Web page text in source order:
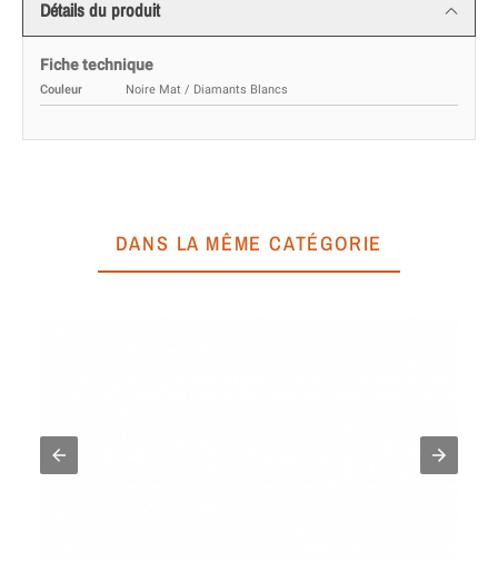
Détails du produit
Fiche technique
Couleur Noire Mat / Diamants Blancs
DANS LA MÊME CATÉGORIE